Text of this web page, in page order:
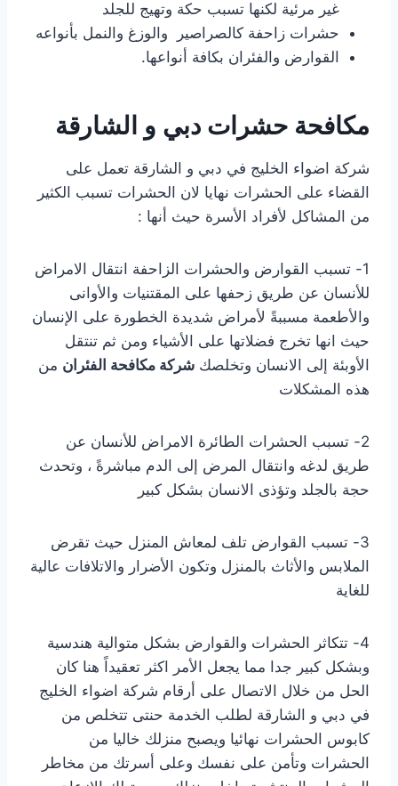
غير مرئية لكنها تسبب حكة وتهيج للجلد
حشرات زاحفة كالصراصير والوزغ والنمل بأنواعه
القوارض والفئران بكافة أنواعها.
مكافحة حشرات دبي و الشارقة
شركة اضواء الخليج في دبي و الشارقة تعمل على
القضاء على الحشرات نهايا لان الحشرات تسبب الكثير
من المشاكل لأفراد الأسرة حيث أنها :
1- تسبب القوارض والحشرات الزاحفة انتقال الامراض
للأنسان عن طريق زحفها على المقتنيات والأوانى
والأطعمة مسببةً لأمراض شديدة الخطورة على الإنسان
حيث انها تخرج فضلاتها على الأشياء ومن ثم تنتقل
الأوبئة إلى الانسان وتخلصك شركة مكافحة الفئران من
هذه المشكلات
2- تسبب الحشرات الطائرة الامراض للأنسان عن
طريق لدغه وانتقال المرض إلى الدم مباشرةً ، وتحدث
حجة بالجلد وتؤذى الانسان بشكل كبير
3- تسبب القوارض تلف لمعاش المنزل حيث تقرض
الملابس والأثاث بالمنزل وتكون الأضرار والاتلافات عالية
للغاية
4- تتكاثر الحشرات والقوارض بشكل متوالية هندسية
وبشكل كبير جدا مما يجعل الأمر اكثر تعقيداً هنا كان
الحل من خلال الاتصال على أرقام شركة اضواء الخليج
في دبي و الشارقة لطلب الخدمة حنتى تتخلص من
كابوس الحشرات نهائيا ويصبح منزلك خاليا من
الحشرات وتأمن على نفسك وعلى أسرتك من مخاطر